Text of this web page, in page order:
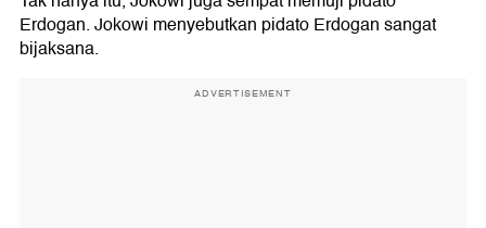
Erdogan. Jokowi menyebutkan pidato Erdogan sangat
bijaksana.
ADVERTISEMENT